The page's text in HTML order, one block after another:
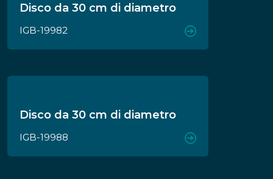
Disco da 30 cm di diametro
IGB-19982
Disco da 30 cm di diametro
IGB-19988